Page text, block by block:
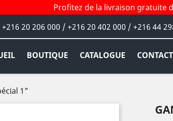
Profitez de la livraison gratuite
20 206 000 / +216 20 402 000 / +216 44
BOUTIQUE CATALOGUE CONTACT
1"